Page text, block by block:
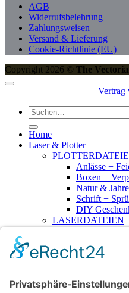
AGB
Widerrufsbelehrung
Zahlungsweisen
Versand & Lieferung
Cookie-Richtlinie (EU)
Copyright 2026 © The
Vertrag
Suchen
nach:
Home
Laser & Plotter
Anlässe +
Boxen +
Natur &
Schrift +
DIY
LASERDATEIEN
Für Klötzchen
Kita + Schule